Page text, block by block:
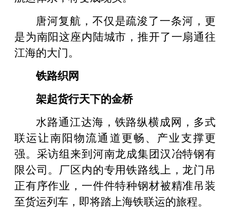
唐河复航，不仅是疏浚了一条河，更
是为南阳这座内陆城市，推开了一扇通往
江海的大门。
铁路织网
架起货行天下的金桥
水路通江达海，铁路纵横成网，多式
联运让南阳物流通道更畅、产业支撑更
强。采访组来到河南龙成集团汉冶特钢有
限公司。厂区内的专用铁路线上，龙门吊
正有序作业，一件件特种钢材被精准吊装
至货运列车，即将踏上海铁联运的旅程。